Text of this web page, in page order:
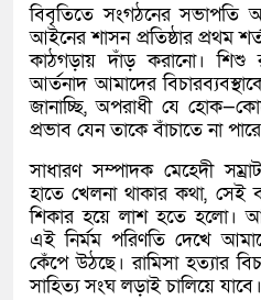
বিবৃতিতে সংগঠনের সভাপতি
আইনের শাসন প্রতিষ্ঠার প্রথম
কাঠগড়ায় দাঁড় করানো। শিশু
আর্তনাদ আমাদের
জানাচ্ছি, অপরাধী যে
প্রভাব যেন তাকে বাঁচাতে না
সাধারণ সম্পাদক মেহেদী
হাতে খেলনা থাকার কথা,
শিকার হয়ে লাশ হতে হলো।
এই নির্মম পরিণতি দেখে
কেঁপে উঠছে। রামিসা হত্যার
সাহিত্য সংঘ লড়াই চালিয়ে যাবে।